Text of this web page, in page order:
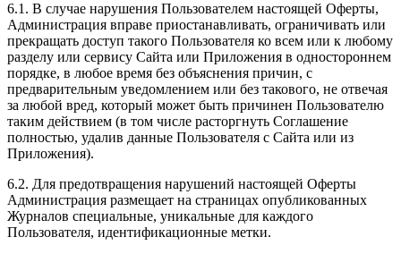
6.1. В случае нарушения Пользователем настоящей Оферты,
Администрация вправе приостанавливать, ограничивать или
прекращать доступ такого Пользователя ко всем или к любому
разделу или сервису Сайта или Приложения в одностороннем
порядке, в любое время без объяснения причин, с
предварительным уведомлением или без такового, не отвечая
за любой вред, который может быть причинен Пользователю
таким действием (в том числе расторгнуть Соглашение
полностью, удалив данные Пользователя с Сайта или из
Приложения).
6.2. Для предотвращения нарушений настоящей Оферты
Администрация размещает на страницах опубликованных
Журналов специальные, уникальные для каждого
Пользователя, идентификационные метки.